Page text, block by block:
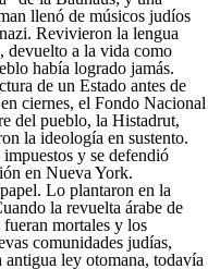
llenó de músicos judíos
Revivieron la lengua
devuelto a la vida como
había logrado jamás.
de un Estado antes de
ciernes, el Fondo Nacional
del pueblo, la Histadrut,
la ideología en sustento.
y se defendió
en Nueva York.
Lo plantaron en la
la revuelta árabe de
mortales y los
comunidades judías,
ley otomana, todavía